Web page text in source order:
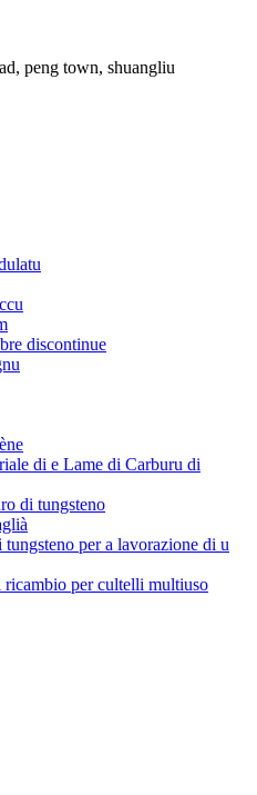
peng town, shuangliu
discontinue
di e Lame di Carburu di
di tungsteno
per a lavorazione di u
ricambio per cultelli multiuso